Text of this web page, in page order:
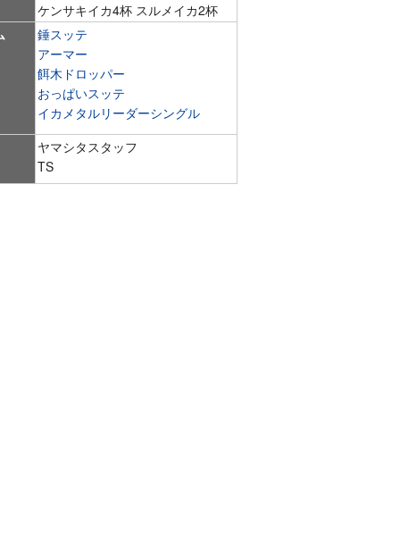
ケンサキイカ4杯 スルメイカ2杯
錘スッテ
アーマー
餌木ドロッパー
おっぱいスッテ
イカメタルリーダーシングル
ヤマシタスタッフ
TS